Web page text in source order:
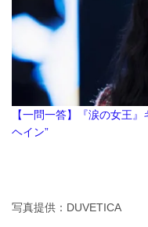
【一問一答】『涙の女王
ヘイン”
写真提供：DUVETICA